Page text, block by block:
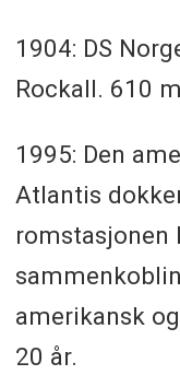
1904: DS
Rockall. 610
1995: Den
Atlantis
romstasjonen
amerikansk
20 år.